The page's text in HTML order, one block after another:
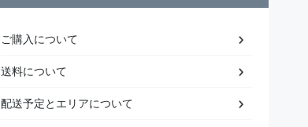
ご購入について
送料について
配送予定とエリアについて